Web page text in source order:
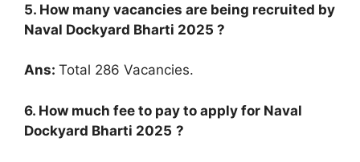
5. How many vacancies are being recruited by
Naval Dockyard Bharti 2025 ?
Ans: Total 286 Vacancies.
6. How much fee to pay to apply for Naval
Dockyard Bharti 2025 ?